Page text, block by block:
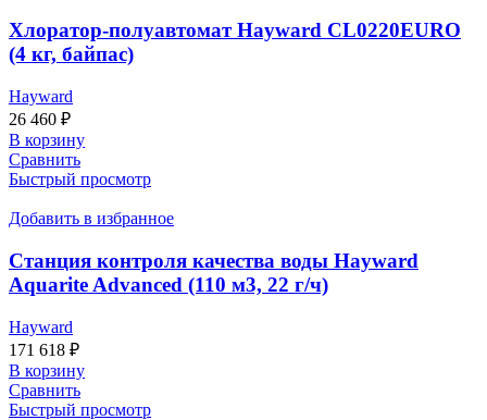
Хлоратор-полуавтомат Hayward CL0220EURO
(4 кг, байпас)
Hayward
26 460 ₽
В корзину
Сравнить
Быстрый просмотр
Добавить в избранное
Станция контроля качества воды Hayward
Aquarite Advanced (110 м3, 22 г/ч)
Hayward
171 618 ₽
В корзину
Сравнить
Быстрый просмотр